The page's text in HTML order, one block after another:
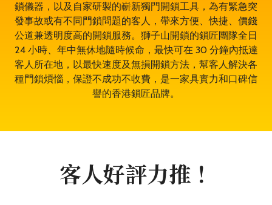
鎖儀器，以及自家研製的嶄新獨門開鎖工具，為有緊急突
發事故或有不同門鎖問題的客人，帶來方便、快捷、價錢
公道兼透明度高的開鎖服務。獅子山開鎖的鎖匠團隊全日
24 小時、年中無休地隨時候命，最快可在 30 分鐘內抵達
客人所在地，以最快速度及無損開鎖方法，幫客人解決各
種門鎖煩惱，保證不成功不收費，是一家具實力和口碑信
譽的香港鎖匠品牌。
客人好評力推！